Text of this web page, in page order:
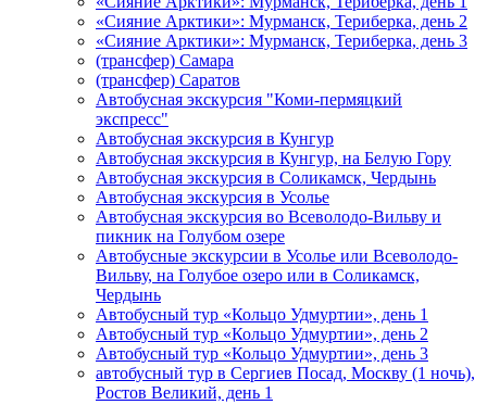
«Сияние Арктики»: Мурманск, Териберка, день 2
«Сияние Арктики»: Мурманск, Териберка, день 3
(трансфер) Самара
(трансфер) Саратов
Автобусная экскурсия "Коми-пермяцкий
экспресс"
Автобусная экскурсия в Кунгур
Автобусная экскурсия в Кунгур, на Белую Гору
Автобусная экскурсия в Соликамск, Чердынь
Автобусная экскурсия в Усолье
Автобусная экскурсия во Всеволодо-Вильву и
пикник на Голубом озере
Автобусные экскурсии в Усолье или Всеволодо-
Вильву, на Голубое озеро или в Соликамск,
Чердынь
Автобусный тур «Кольцо Удмуртии», день 1
Автобусный тур «Кольцо Удмуртии», день 2
Автобусный тур «Кольцо Удмуртии», день 3
автобусный тур в Сергиев Посад, Москву (1 ночь),
Ростов Великий, день 1